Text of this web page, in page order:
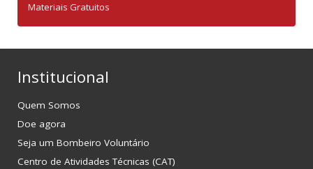
Materiais Gratuitos
Institucional
Quem Somos
Doe agora
Seja um Bombeiro Voluntário
Centro de Atividades Técnicas (CAT)